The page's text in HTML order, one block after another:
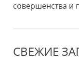
совершенства и
СВЕЖИЕ